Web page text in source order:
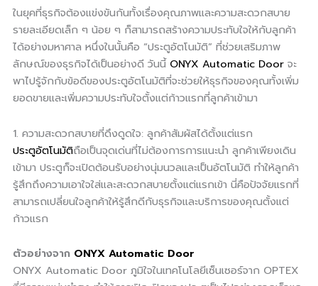
ในยุคที่ธุรกิจต้องแข่งขันกันทั้งเรื่องคุณภาพและความสะดวกสบาย
รายละเอียดเล็ก ๆ น้อย ๆ ก็สามารถสร้างความประทับใจให้กับลูกค้า
ได้อย่างมหาศาล หนึ่งในนั้นคือ “ประตูอัตโนมัติ” ที่ช่วยเสริมภาพ
ลักษณ์ของธุรกิจได้เป็นอย่างดี วันนี้ ONYX Automatic Doorจะ
พาไปรู้จักกับข้อดีของประตูอัตโนมัติที่จะช่วยให้ธุรกิจของคุณทั้งเพิ่ม
ยอดขายและเพิ่มความประทับใจตั้งแต่ก้าวแรกที่ลูกค้าเข้ามา
1. ความสะดวกสบายที่ดึงดูดใจ: ลูกค้าสัมผัสได้ตั้งแต่แรก
ประตูอัตโนมัติถือเป็นจุดเด่นที่ไม่ต้องการการแนะนำ ลูกค้าเพียงเดิน
เข้ามา ประตูก็จะเปิดต้อนรับอย่างนุ่มนวลและเป็นอัตโนมัติ ทำให้ลูกค้า
รู้สึกถึงความเอาใจใส่และสะดวกสบายตั้งแต่แรกเข้า นี่คือปัจจัยแรกที่
สามารถเปลี่ยนใจลูกค้าให้รู้สึกดีกับธุรกิจและบริการของคุณตั้งแต่
ก้าวแรก
ตัวอย่างจาก ONYX Automatic Door
ONYX Automatic Door ภูมิใจในเทคโนโลยีเซ็นเซอร์จาก OPTEX